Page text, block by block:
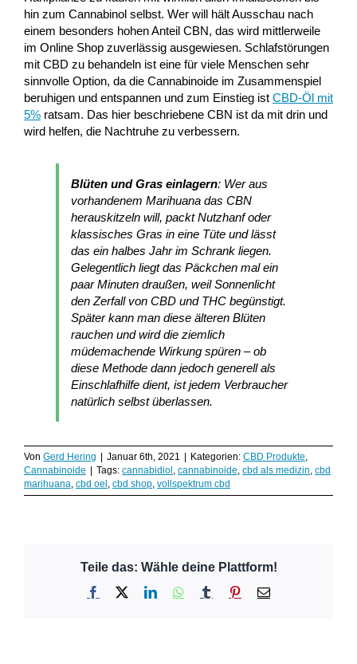
hin zum Cannabinol selbst. Wer will hält Ausschau nach
einem besonders hohen Anteil CBN, das wird mittlerweile
im Online Shop zuverlässig ausgewiesen. Schlafstörungen
mit CBD zu behandeln ist eine für viele Menschen sehr
sinnvolle Option, da die Cannabinoide im Zusammenspiel
beruhigen und entspannen und zum Einstieg ist CBD-Öl mit
5% ratsam. Das hier beschriebene CBN ist da mit drin und
wird helfen, die Nachtruhe zu verbessern.
Blüten und Gras einlagern: Wer aus
vorhandenem Marihuana das CBN
herauskitzeln will, packt Nutzhanf oder
klassisches Gras in eine Tüte und lässt
das ein halbes Jahr im Schrank liegen.
Gelegentlich liegt das Päckchen mal ein
paar Minuten draußen, weil Sonnenlicht
den Zerfall von CBD und THC begünstigt.
Später kann man diese älteren Blüten
rauchen und wird die ziemlich
müdemachende Wirkung spüren – ob
diese Methode dann jedoch generell als
Einschlafhilfe dient, ist jedem Verbraucher
natürlich selbst überlassen.
Von Gerd Hering Januar 6th, 2021 Kategorien: CBD Produkte,
Cannabinoide
Tags: cannabidiol , cannabinoide, cbd als medizin, cbd
marihuana, cbd oel , cbd shop, vollspektrum cbd
Teile das: Wähle deine Plattform!
Facebook LinkedInWhatsApp
Tumblr Pinterest
E-